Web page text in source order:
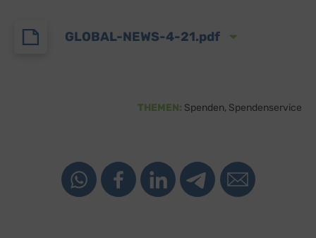
GLOBAL-NEWS-4-21.pdf
THEMEN: Spenden Spendenservice